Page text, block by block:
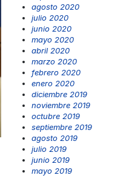
agosto 2020
julio 2020
junio 2020
mayo 2020
abril 2020
marzo 2020
febrero 2020
enero 2020
diciembre 2019
noviembre 2019
octubre 2019
septiembre 2019
agosto 2019
julio 2019
junio 2019
mayo 2019